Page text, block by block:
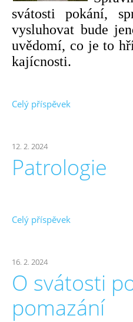
svátosti pokání,
vysluhovat bude
uvědomí, co je to
kajícnosti.
Celý příspěvek
12. 2. 2024
Patrologie
Celý příspěvek
16. 2. 2024
O svátosti
pomazání